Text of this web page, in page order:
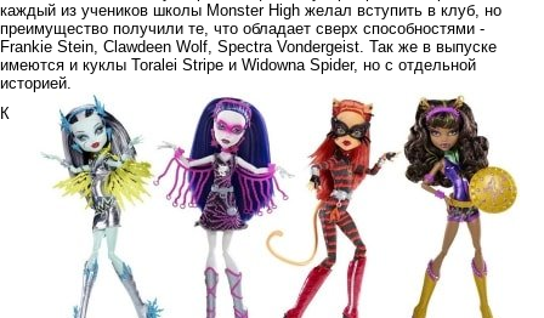
каждый из учеников школы Monster High желал вступить в клуб, но
преимущество получили те, что обладает сверх способностями -
Frankie Stein, Clawdeen Wolf, Spectra Vondergeist. Так же в выпуске
имеются и куклы Toralei Stripe и Widowna Spider, но с отдельной
историей.
К